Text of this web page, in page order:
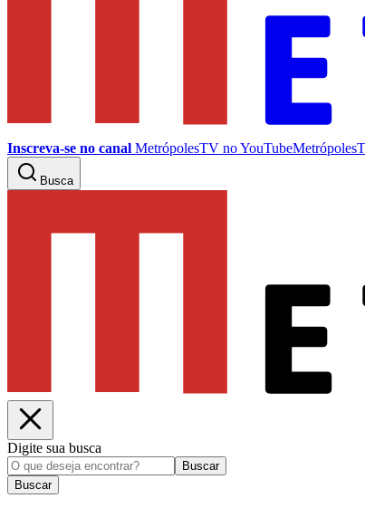
Inscreva-se no canal MetrópolesTV noYouTube
Busca
Digite sua busca
Buscar
Buscar